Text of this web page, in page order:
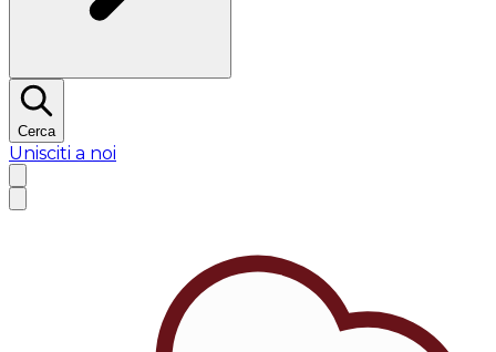
Cerca
Unisciti a noi